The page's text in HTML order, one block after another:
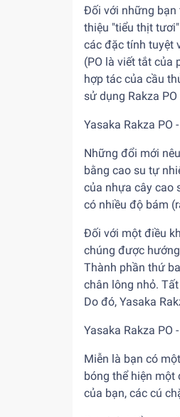
Đối với những bạn
thiệu "tiểu thịt
các đặc tính tuyệt
(PO là viết tắt của
hợp tác của cầu
sử dụng Rakza
Yasaka Rakza PO
Những đổi mới
bằng cao su tự
của nhựa cây cao
có nhiều độ bám
Đối với một điều
chúng được
Thành phần thứ
chân lông nhỏ.
Do đó, Yasaka
Yasaka Rakza PO
Miễn là bạn có
bóng thể hiện một
của bạn, các cú